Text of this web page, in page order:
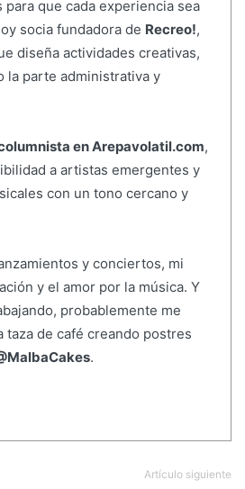
que cada experiencia sea
socia fundadora de Recreo!,
diseña actividades creativas,
la parte administrativa y
en Arepavolatil.com,
a artistas emergentes y
con un tono cercano y
y conciertos, mi
y el amor por la música. Y
probablemente me
taza de café creando postres
.
Artículo siguiente